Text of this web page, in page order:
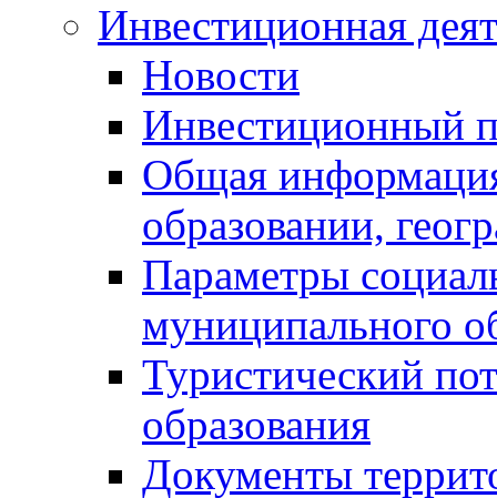
Инвестиционная
Новости
Инвестиционный
Общая
образовании,
Параметры
муниципального
Туристический
образования
Документы